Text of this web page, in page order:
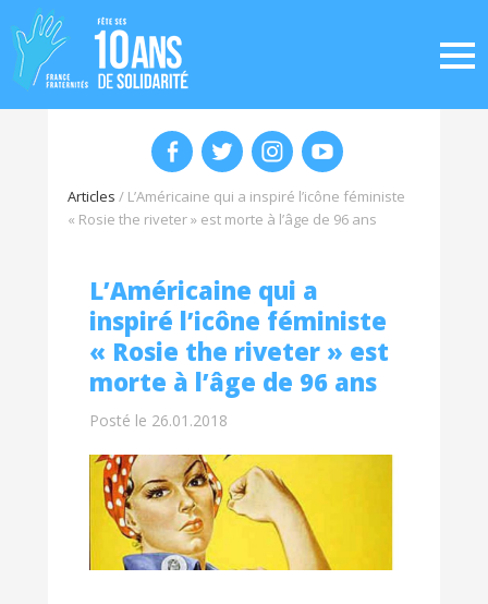
Articles / L’Américaine qui a inspiré l’icône féministe
« Rosie the riveter » est morte à l’âge de 96 ans
L’Américaine qui a
inspiré l’icône féministe
« Rosie the riveter » est
morte à l’âge de 96 ans
Posté le 26.01.2018